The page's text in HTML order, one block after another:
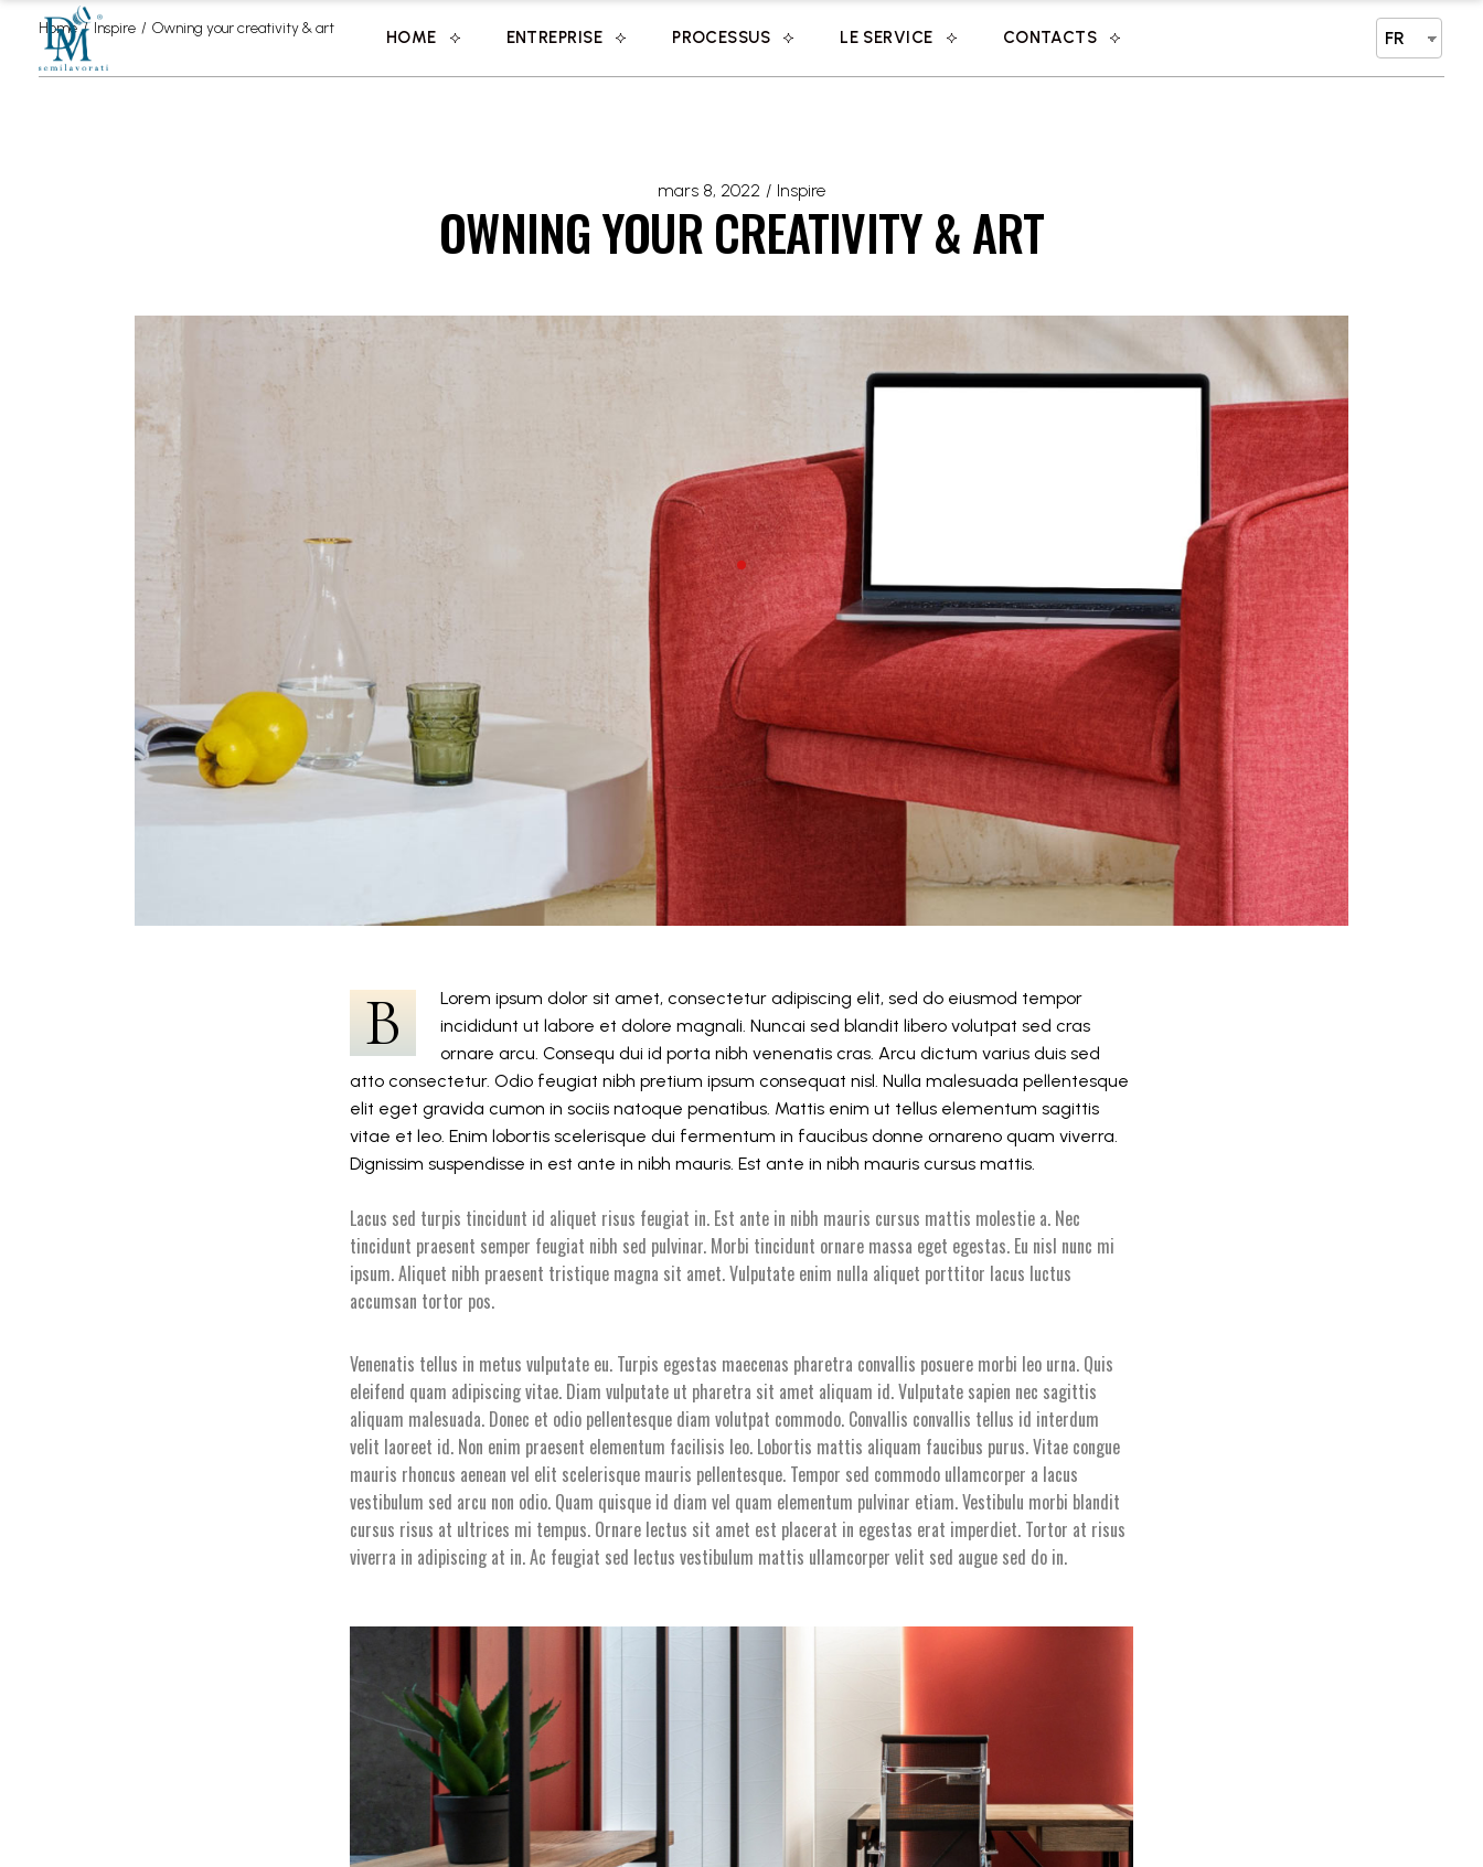
HOME ENTREPRISE PROCESSUS LE SERVICE CONTACTS FR
Home Inspire Owning your creativity & art
mars 8, 2022 Inspire
OWNING YOUR CREATIVITY & ART
B
Lorem ipsum dolor sit amet, consectetur adipiscing elit, sed do eiusmod tempor
incididunt ut labore et dolore magnali. Nuncai sed blandit libero volutpat sed cras
ornare arcu. Consequ dui id porta nibh venenatis cras. Arcu dictum varius duis sed
atto consectetur. Odio feugiat nibh pretium ipsum consequat nisl. Nulla malesuada pellentesque
elit eget gravida cumon in sociis natoque penatibus. Mattis enim ut tellus elementum sagittis
vitae et leo. Enim lobortis scelerisque dui fermentum in faucibus donne ornareno quam viverra.
Dignissim suspendisse in est ante in nibh mauris. Est ante in nibh mauris cursus mattis.
Lacus sed turpis tincidunt id aliquet risus feugiat in. Est ante in nibh mauris cursus mattis molestie a. Nec
tincidunt praesent semper feugiat nibh sed pulvinar. Morbi tincidunt ornare massa eget egestas. Eu nisl nunc mi
ipsum. Aliquet nibh praesent tristique magna sit amet. Vulputate enim nulla aliquet porttitor lacus luctus
accumsan tortor pos.
Venenatis tellus in metus vulputate eu. Turpis egestas maecenas pharetra convallis posuere morbi leo urna. Quis
eleifend quam adipiscing vitae. Diam vulputate ut pharetra sit amet aliquam id. Vulputate sapien nec sagittis
aliquam malesuada. Donec et odio pellentesque diam volutpat commodo. Convallis convallis tellus id interdum
velit laoreet id. Non enim praesent elementum facilisis leo. Lobortis mattis aliquam faucibus purus. Vitae congue
mauris rhoncus aenean vel elit scelerisque mauris pellentesque. Tempor sed commodo ullamcorper a lacus
vestibulum sed arcu non odio. Quam quisque id diam vel quam elementum pulvinar etiam. Vestibulu morbi blandit
cursus risus at ultrices mi tempus. Ornare lectus sit amet est placerat in egestas erat imperdiet. Tortor at risus
viverra in adipiscing at in. Ac feugiat sed lectus vestibulum mattis ullamcorper velit sed augue sed do in.